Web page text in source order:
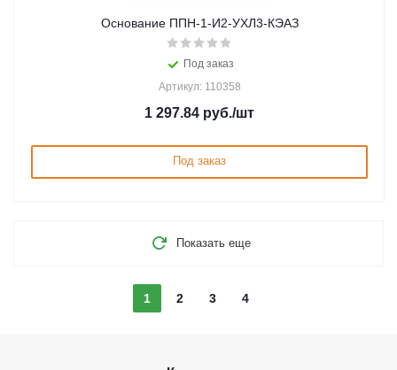
Основание ППН-1-И2-УХЛ3-КЭАЗ
Под заказ
Артикул: 110358
1 297.84 руб./шт
Под заказ
Показать еще
1 2 3 4